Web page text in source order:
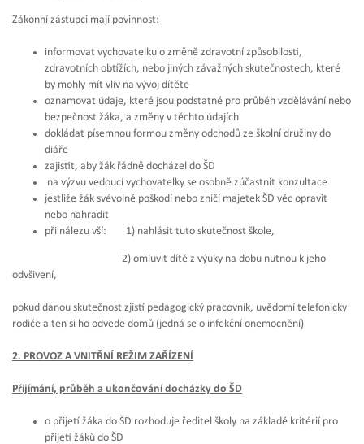
Zákonní zástupci mají povinnost:
informovat vychovatelku o změně zdravotní způsobilosti,
zdravotních obtížích, nebo jiných závažných skutečnostech, které
by mohly mít vliv na vývoj dítěte
oznamovat údaje, které jsou podstatné pro průběh vzdělávání nebo
bezpečnost žáka, a změny v těchto údajích
dokládat písemnou formou změny odchodů ze školní družiny do
diáře
zajistit, aby žák řádně docházel do ŠD
na výzvu vedoucí vychovatelky se osobně zúčastnit konzultace
jestliže žák svévolně poškodí nebo zničí majetek ŠD věc opravit
nebo nahradit
při nálezu vší: 1) nahlásit tuto skutečnost škole,
2) omluvit dítě z výuky na dobu nutnou k jeho
odvšivení,
pokud danou skutečnost zjistí pedagogický pracovník, uvědomí telefonicky
rodiče a ten si ho odvede domů (jedná se o infekční onemocnění)
2. PROVOZ A VNITŘNÍ REŽIM ZAŘÍZENÍ
Přijímání, průběh a ukončování docházky do ŠD
o přijetí žáka do ŠD rozhoduje ředitel školy na základě kritérií pro
přijetí žáků do ŠD